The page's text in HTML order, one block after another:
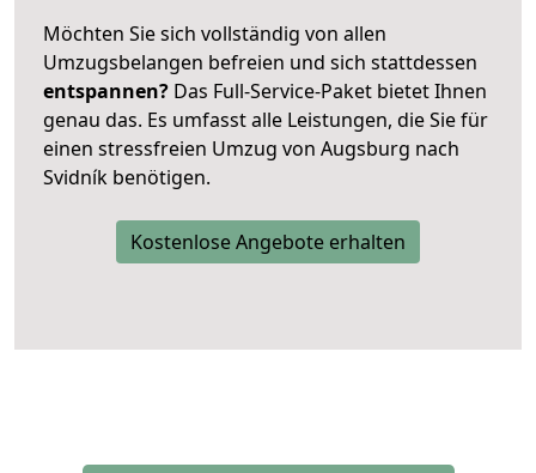
Möchten Sie sich vollständig von allen
Umzugsbelangen befreien und sich stattdessen
entspannen? Das Full-Service-Paket bietet Ihnen
genau das. Es umfasst alle Leistungen, die Sie für
einen stressfreien Umzug von Augsburg nach
Svidník benötigen.
Kostenlose Angebote erhalten